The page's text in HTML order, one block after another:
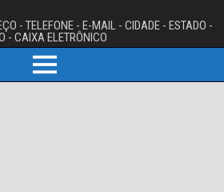
- TELEFONE - E-MAIL - CIDADE - ESTADO -
- CAIXA ELETRÔNICO